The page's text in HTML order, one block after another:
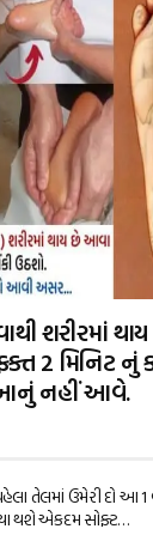
શરીરમાં
2 મિનિટ નું
નહીં આવે.
તેલમાં ઉમેરી દો આ
થશે એકદમ સોફ્ટ…